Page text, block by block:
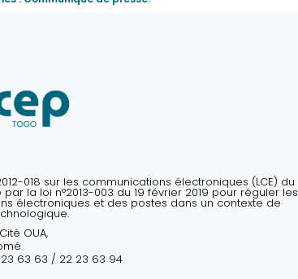
018 sur les communications électroniques (LCE) du
la loi n°2013-003 du 19 février 2019 pour réguler les
électroniques et des postes dans un contexte de
OUA,
63 63 / 22 23 63 94